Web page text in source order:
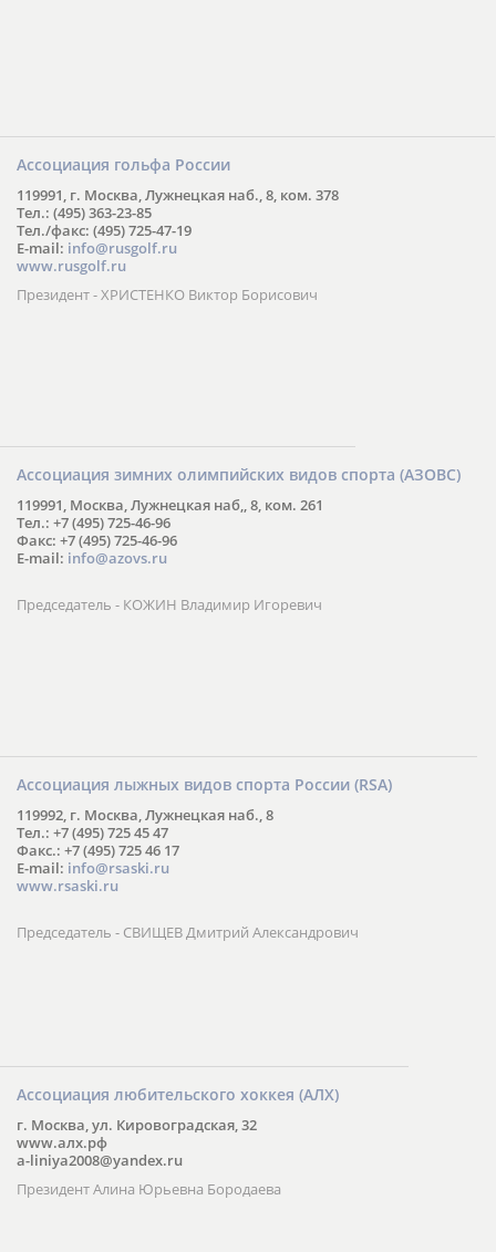
Ассоциация гольфа России
119991, г. Москва, Лужнецкая наб., 8, ком. 378
Тел.: (495) 363-23-85
Тел./факс: (495) 725-47-19
E-mail: info@rusgolf.ru
www.rusgolf.ru
Президент - ХРИСТЕНКО Виктор Борисович
Ассоциация зимних олимпийских видов спорта (АЗОВС)
119991, Москва, Лужнецкая наб,, 8, ком. 261
Тел.: +7 (495) 725-46-96
Факс: +7 (495) 725-46-96
E-mail: info@azovs.ru
Председатель - КОЖИН Владимир Игоревич
Ассоциация лыжных видов спорта России (RSA)
119992, г. Москва, Лужнецкая наб., 8
Тел.: +7 (495) 725 45 47
Факс.: +7 (495) 725 46 17
E-mail: info@rsaski.ru
www.rsaski.ru
Председатель - СВИЩЕВ Дмитрий Александрович
Ассоциация любительского хоккея (АЛХ)
г. Москва, ул. Кировоградская, 32
www.алх.рф
a-liniya2008@yandex.ru
Президент Алина Юрьевна Бородаева